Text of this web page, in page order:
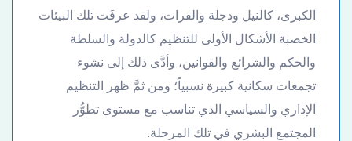
الكبرى، كالنيل ودجلة والفرات، ولقد عرفَت تلك البيئات
الخصبة الأشكال الأولى للتنظيم كالدولة والسلطة
والحكم والشرائع والقوانين، وأدَّى ذلك إلى نشوء
تجمعات سكانية كبيرة نسبياً؛ ومن ثمَّ ظهر التنظيم
الإداري والسياسي الذي تناسب مع مستوى تطوُّر
المجتمع البشري في تلك المرحلة.